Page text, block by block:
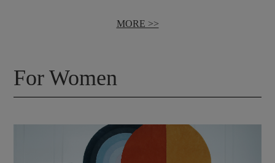
世界各国で課題に直面している
“女の子だから”という理由で
様々な自由を奪われています。
金銭的負担から病気や怪我の治療を
受けられないそんな環境で
将来の夢が絶たれた女の子たちは沢山います。
MORE >>
For Women